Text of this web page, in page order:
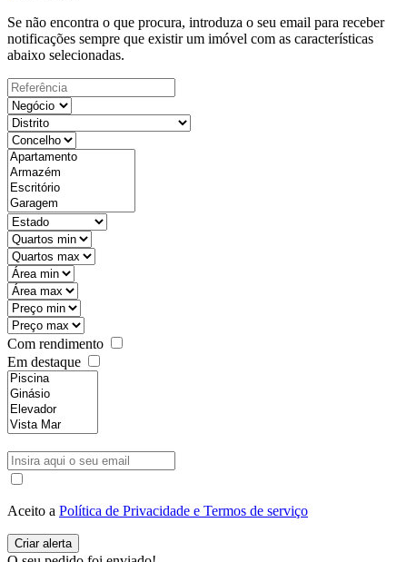
Se não encontra o que procura, introduza o seu email para receber
notificações sempre que existir um imóvel com as características
abaixo selecionadas.
Com rendimento
Em destaque
Aceito a Política de Privacidade e Termos de serviço